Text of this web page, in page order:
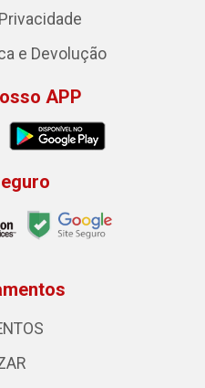
e Devolução
APP